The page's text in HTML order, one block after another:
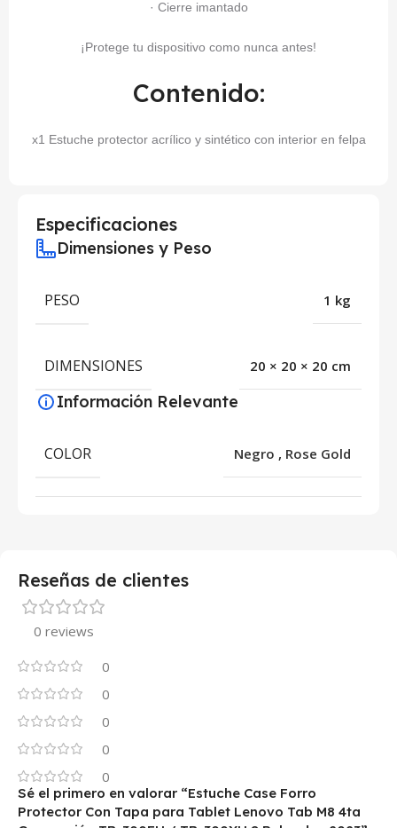
· Cierre imantado
¡Protege tu dispositivo como nunca antes!
Contenido:
x1 Estuche protector acrílico y sintético con interior en felpa
Especificaciones
Dimensiones y Peso
PESO 1 kg
DIMENSIONES 20 × 20 × 20 cm
Información Relevante
COLOR Negro , Rose Gold
Reseñas de clientes
0 reviews
0
0
0
0
0
Sé el primero en valorar “Estuche Case Forro
Protector Con Tapa para Tablet Lenovo Tab M8 4ta